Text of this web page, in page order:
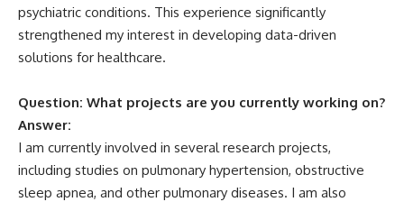
psychiatric conditions. This experience significantly
strengthened my interest in developing data-driven
solutions for healthcare.
Question: What projects are you currently working on?
Answer:
I am currently involved in several research projects,
including studies on pulmonary hypertension, obstructive
sleep apnea, and other pulmonary diseases. I am also